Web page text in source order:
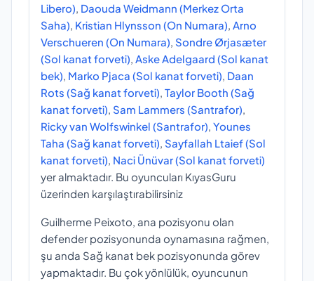
Libero), Daouda Weidmann (Merkez Orta
Saha), Kristian Hlynsson (On Numara), Arno
Verschueren (On Numara), Sondre Ørjasæter
(Sol kanat forveti), Aske Adelgaard (Sol kanat
bek), Marko Pjaca (Sol kanat forveti), Daan
Rots (Sağ kanat forveti), Taylor Booth (Sağ
kanat forveti), Sam Lammers (Santrafor),
Ricky van Wolfswinkel (Santrafor), Younes
Taha (Sağ kanat forveti), Sayfallah Ltaief (Sol
kanat forveti), Naci Ünüvar (Sol kanat forveti)
yer almaktadır. Bu oyuncuları KıyasGuru
üzerinden karşılaştırabilirsiniz
Guilherme Peixoto, ana pozisyonu olan
defender pozisyonunda oynamasına rağmen,
şu anda Sağ kanat bek pozisyonunda görev
yapmaktadır. Bu çok yönlülük, oyuncunun